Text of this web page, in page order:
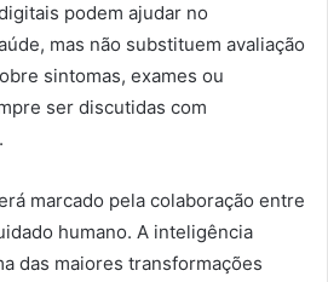
podem ajudar no
mas não substituem avaliação
sintomas, exames ou
ser discutidas com
marcado pela colaboração entre
humano. A inteligência
das maiores transformações